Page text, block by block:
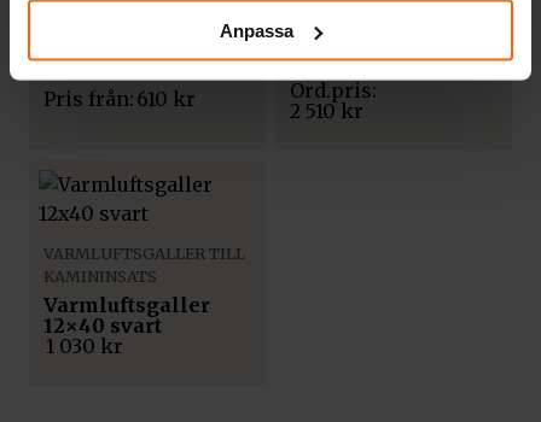
Anpassa
KAMININSATS
6×20 cm Slim
Pris från: 610 kr
Varmluftsgaller
hörn 40x80x12
svart Slim
2 510kr
VARMLUFTSGALLER TILL
KAMININSATS
Varmluftsgaller
12×40 svart
1 030 kr